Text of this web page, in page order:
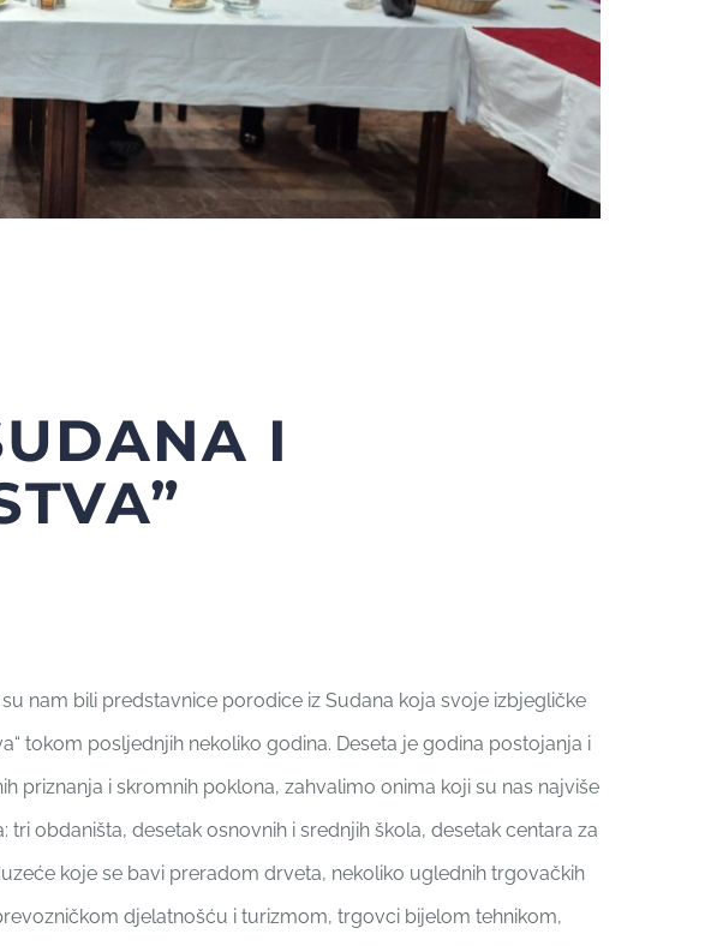
I
nam bili predstavnice porodice iz Sudana koja svoje izbjegličke
tokom posljednjih nekoliko godina. Deseta je godina postojanja i
priznanja i skromnih poklona, zahvalimo onima koji su nas najviše
obdaništa, desetak osnovnih i srednjih škola, desetak centara za
koje se bavi preradom drveta, nekoliko uglednih trgovačkih
djelatnošću i turizmom, trgovci bijelom tehnikom,